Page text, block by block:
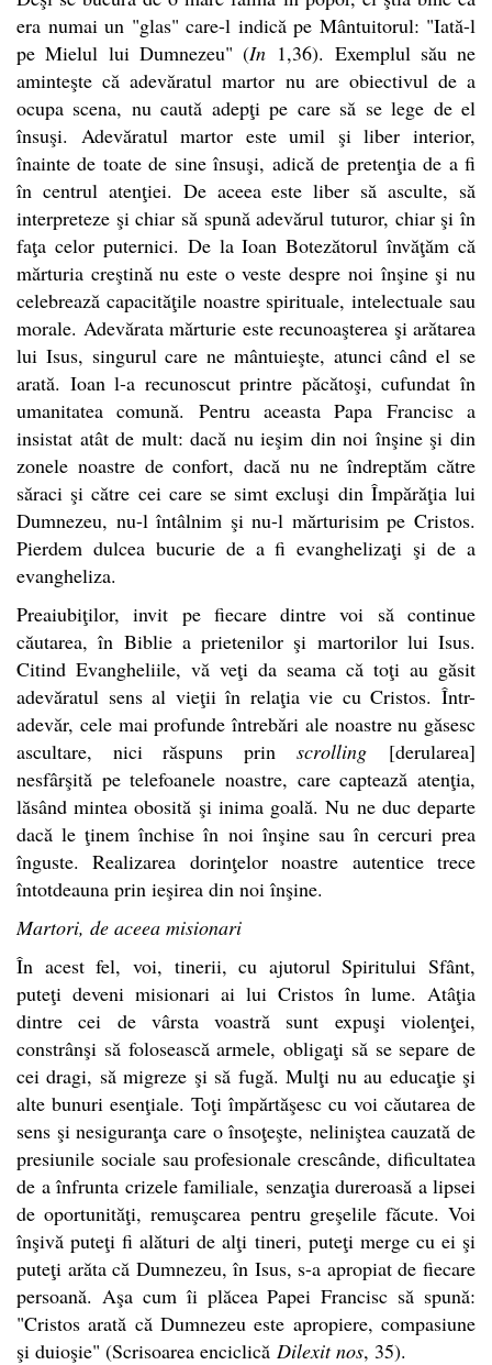
era numai un "glas" care-l indică pe Mântuitorul: "Iată-l
pe Mielul lui Dumnezeu" (In 1,36). Exemplul său ne
aminteşte că adevăratul martor nu are obiectivul de a
ocupa scena, nu caută adepţi pe care să se lege de el
însuşi. Adevăratul martor este umil şi liber interior,
înainte de toate de sine însuşi, adică de pretenţia de a fi
în centrul atenţiei. De aceea este liber să asculte, să
interpreteze şi chiar să spună adevărul tuturor, chiar şi în
faţa celor puternici. De la Ioan Botezătorul învăţăm că
mărturia creştină nu este o veste despre noi înşine şi nu
celebrează capacităţile noastre spirituale, intelectuale sau
morale. Adevărata mărturie este recunoaşterea şi arătarea
lui Isus, singurul care ne mântuieşte, atunci când el se
arată. Ioan l-a recunoscut printre păcătoşi, cufundat în
umanitatea comună. Pentru aceasta Papa Francisc a
insistat atât de mult: dacă nu ieşim din noi înşine şi din
zonele noastre de confort, dacă nu ne îndreptăm către
săraci şi către cei care se simt excluşi din Împărăţia lui
Dumnezeu, nu-l întâlnim şi nu-l mărturisim pe Cristos.
Pierdem dulcea bucurie de a fi evanghelizaţi şi de a
evangheliza.
Preaiubiţilor, invit pe fiecare dintre voi să continue
căutarea, în Biblie a prietenilor şi martorilor lui Isus.
Citind Evangheliile, vă veţi da seama că toţi au găsit
adevăratul sens al vieţii în relaţia vie cu Cristos. Într-
adevăr, cele mai profunde întrebări ale noastre nu găsesc
ascultare, nici răspuns prinscrolling [derularea]
nesfârşită pe telefoanele noastre, care captează atenţia,
lăsând mintea obosită şi inima goală. Nu ne duc departe
dacă le ţinem închise în noi înşine sau în cercuri prea
înguste. Realizarea dorinţelor noastre autentice trece
întotdeauna prin ieşirea din noi înşine.
Martori, de aceea misionari
În acest fel, voi, tinerii, cu ajutorul Spiritului Sfânt,
puteţi deveni misionari ai lui Cristos în lume. Atâţia
dintre cei de vârsta voastră sunt expuşi violenţei,
constrânşi să folosească armele, obligaţi să se separe de
cei dragi, să migreze şi să fugă. Mulţi nu au educaţie şi
alte bunuri esenţiale. Toţi împărtăşesc cu voi căutarea de
sens şi nesiguranţa care o însoţeşte, neliniştea cauzată de
presiunile sociale sau profesionale crescânde, dificultatea
de a înfrunta crizele familiale, senzaţia dureroasă a lipsei
de oportunităţi, remuşcarea pentru greşelile făcute. Voi
înşivă puteţi fi alături de alţi tineri, puteţi merge cu ei şi
puteţi arăta că Dumnezeu, în Isus, s-a apropiat de fiecare
persoană. Aşa cum îi plăcea Papei Francisc să spună:
"Cristos arată că Dumnezeu este apropiere, compasiune
şi duioşie" (Scrisoarea enciclică Dilexit nos, 35).